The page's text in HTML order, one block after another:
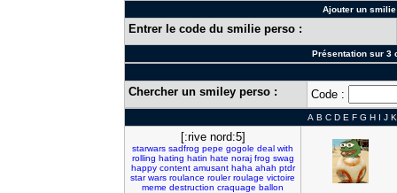
Ajouter un
Entrer le code du smilie perso :
Présentation sur 3
Chercher un smiley perso : Code :
A B C D E F G H I J K
[:rive nord:5]
starwars sadfrog pepe gogole deal with
rolling hating hatin hate noraj frog swag
happy content amusant haha ahah ptdr
star wars roulance rouler roulage victoire
meme destruction craquage ballon